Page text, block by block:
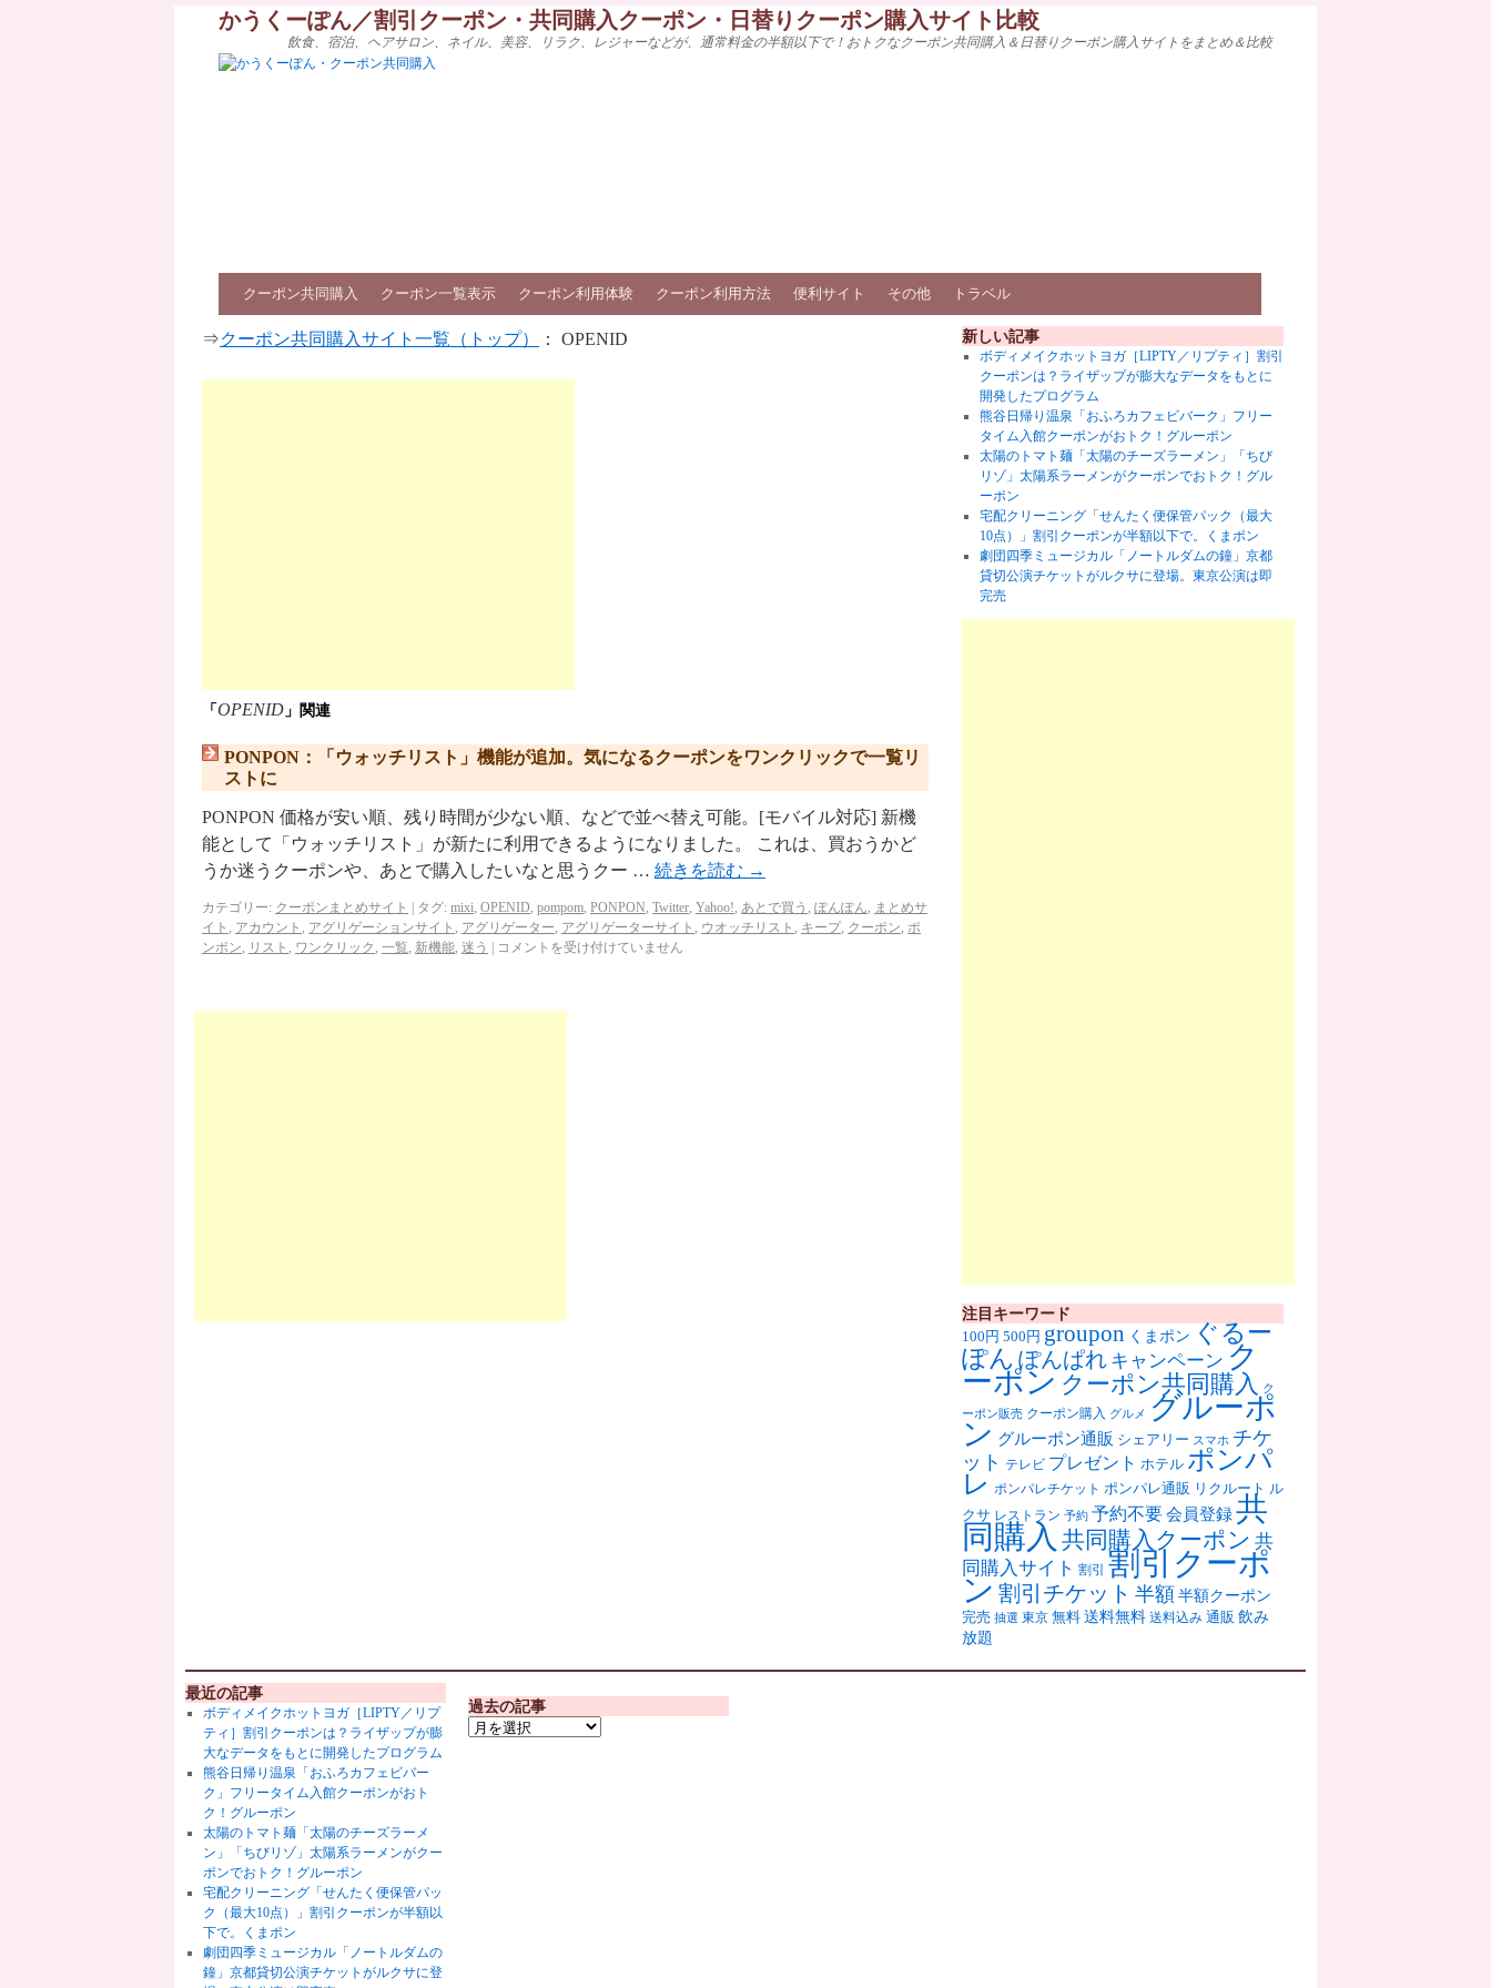
かうくーぽん／割引クーポン・共同購入クーポン・日替りクーポン購入サイト比較
飲食、宿泊、ヘアサロン、ネイル、美容、リラク、レジャーなどが、通常料金の半額以下で！おトクなクーポン共同購入＆日替りクーポン購入サイトをまとめ＆比較
クーポン共同購入 クーポン一覧表示 クーポン利用体験 クーポン利用方法 便利サイト その他 トラベル
⇒クーポン共同購入サイト一覧（トップ） ： OPENID
「 OPENID 」関連
PONPON：「ウォッチリスト」機能が追加。気になるクーポンをワンクリックで一覧リ
ストに
PONPON 価格が安い順、残り時間が少ない順、などで並べ替え可能。[モバイル対応] 新機
能として「ウォッチリスト」が新たに利用できるようになりました。 これは、買おうかど
うか迷うクーポンや、あとで購入したいなと思うクー … 続きを読む →
カテゴリー: クーポンまとめサイト タグ: mixi, OPENID, pompom, PONPON, Twitter, Yahoo!, あとで買う , ぽんぽん, まとめサ
イト , アカウント , アグリゲーションサイト , アグリゲーター, アグリゲーターサイト , ウオッチリスト , キープ, クーポン, ポ
ンポン, リスト , ワンクリック , 一覧, 新機能, 迷う コメントを受け付けていません
新しい記事
ボディメイクホットヨガ［LIPTY／リプティ］割引
クーポンは？ライザップが膨大なデータをもとに
開発したプログラム
熊谷日帰り温泉「おふろカフェビバーク」フリー
タイム入館クーポンがおトク！グルーポン
太陽のトマト麺「太陽のチーズラーメン」「ちび
リゾ」太陽系ラーメンがクーポンでおトク！グル
ーポン
宅配クリーニング「せんたく便保管パック（最大
10点）」割引クーポンが半額以下で。くまポン
劇団四季ミュージカル「ノートルダムの鐘」京都
貸切公演チケットがルクサに登場。東京公演は即
完売
注目キーワード
100円 500円 groupon くまポン ぐるー
ぽん ぽんぱれ キャンペーン ク
ーポン クーポン共同購入 ク
ーポン販売 クーポン購入 グルメ グルーポ
ン グルーポン通販 シェアリー スマホ チケ
ット テレビ プレゼント ホテル ポンパ
レ ポンパレチケット ポンパレ通販 リクルート ル
クサ レストラン 予約 予約不要会員登録共
同購入 共同購入クーポン 共
同購入サイト 割引 割引クーポ
ン 割引チケット 半額 半額クーポン
完売 抽選 東京 無料 送料無料 送料込み 通販 飲み
放題
最近の記事
ボディメイクホットヨガ［LIPTY／リプ
ティ］割引クーポンは？ライザップが膨
大なデータをもとに開発したプログラム
熊谷日帰り温泉「おふろカフェビバー
ク」フリータイム入館クーポンがおト
ク！グルーポン
太陽のトマト麺「太陽のチーズラーメ
ン」「ちびリゾ」太陽系ラーメンがクー
ポンでおトク！グルーポン
宅配クリーニング「せんたく便保管パッ
ク（最大10点）」割引クーポンが半額以
下で。くまポン
劇団四季ミュージカル「ノートルダムの
鐘」京都貸切公演チケットがルクサに登
過去の記事